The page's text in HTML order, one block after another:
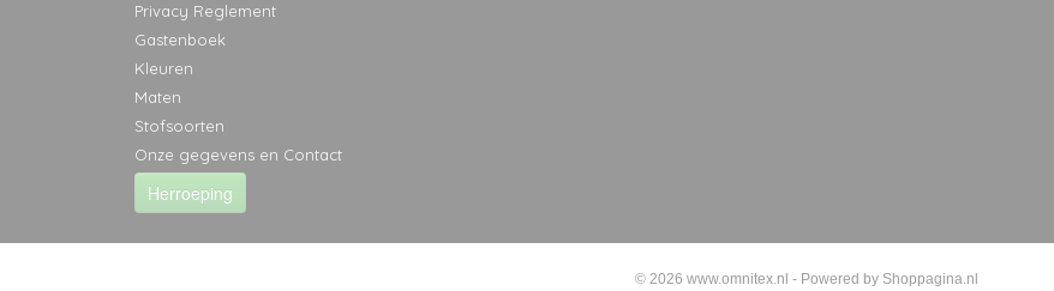
Privacy Reglement
Gastenboek
Kleuren
Maten
Stofsoorten
Onze gegevens en Contact
Herroeping
© 2026 www.omnitex.nl - Powered by Shoppagina.nl